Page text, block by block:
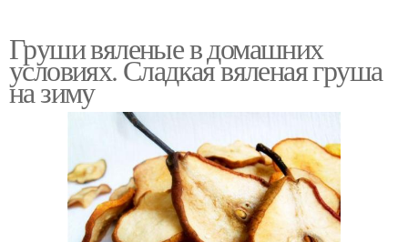
Груши вяленые в домашних
условиях. Сладкая вяленая груша
на зиму